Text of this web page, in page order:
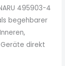
495903-4
begehbarer
direkt